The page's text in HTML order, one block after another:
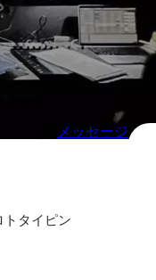
メッセージ
タイピン